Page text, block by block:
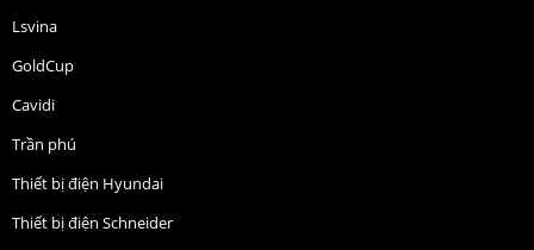
Lsvina
GoldCup
Cavidi
Trần phú
Thiết bị điện Hyundai
Thiết bị điện Schneider